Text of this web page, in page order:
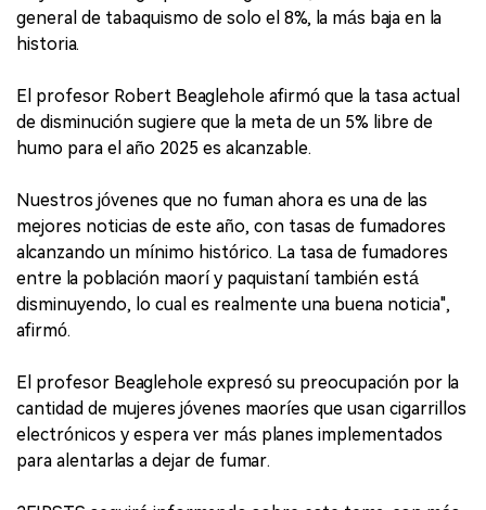
general de tabaquismo de solo el 8%, la más baja en la
historia.
El profesor Robert Beaglehole afirmó que la tasa actual
de disminución sugiere que la meta de un 5% libre de
humo para el año 2025 es alcanzable.
Nuestros jóvenes que no fuman ahora es una de las
mejores noticias de este año, con tasas de fumadores
alcanzando un mínimo histórico. La tasa de fumadores
entre la población maorí y paquistaní también está
disminuyendo, lo cual es realmente una buena noticia",
afirmó.
El profesor Beaglehole expresó su preocupación por la
cantidad de mujeres jóvenes maoríes que usan cigarrillos
electrónicos y espera ver más planes implementados
para alentarlas a dejar de fumar.